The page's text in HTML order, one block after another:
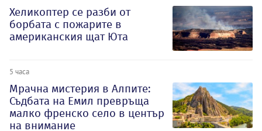
Хеликоптер се разби от
борбата с пожарите в
американския щат Юта
5 часа
Мрачна мистерия в Алпите:
Съдбата на Емил превръща
малко френско село в център
на внимание